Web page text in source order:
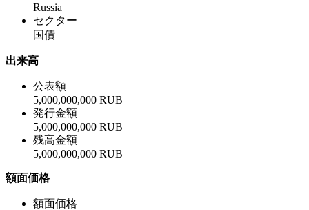
Russia
セクター
国債
出来高
公表額
5,000,000,000 RUB
発行金額
5,000,000,000 RUB
残高金額
5,000,000,000 RUB
額面価格
額面価格